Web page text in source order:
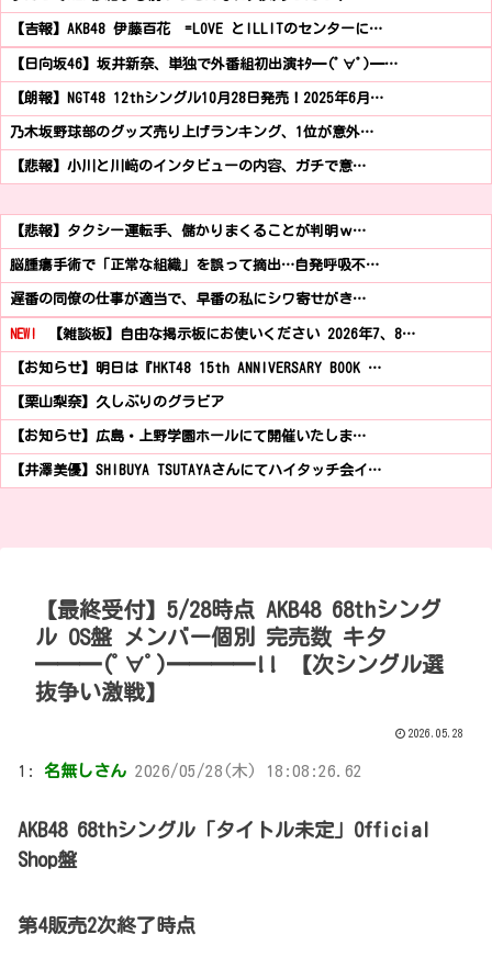
【吉報】AKB48 伊藤百花 =LOVE とILLITのセンターに…
【日向坂46】坂井新奈、単独で外番組初出演ｷﾀ━(ﾟ∀ﾟ)━…
【朗報】NGT48 12thシングル10月28日発売！2025年6月…
乃木坂野球部のグッズ売り上げランキング、1位が意外…
【悲報】小川と川﨑のインタビューの内容、ガチで意…
【悲報】タクシー運転手、儲かりまくることが判明ｗ…
脳腫瘍手術で「正常な組織」を誤って摘出…自発呼吸不…
遅番の同僚の仕事が適当で、早番の私にシワ寄せがき…
NEW! 【雑談板】自由な掲示板にお使いください 2026年7、8…
【お知らせ】明日は『HKT48 15th ANNIVERSARY BOOK …
【栗山梨奈】久しぶりのグラビア
【お知らせ】広島・上野学園ホールにて開催いたしま…
【井澤美優】SHIBUYA TSUTAYAさんにてハイタッチ会イ…
【最終受付】5/28時点 AKB48 68thシング
ル OS盤 メンバー個別 完売数 キタ
━━━(ﾟ∀ﾟ)━━━━!! 【次シングル選
抜争い激戦】
2026.05.28
1: 名無しさん 2026/05/28(木) 18:08:26.62
AKB48 68thシングル「タイトル未定」Official
Shop盤
第4販売2次終了時点